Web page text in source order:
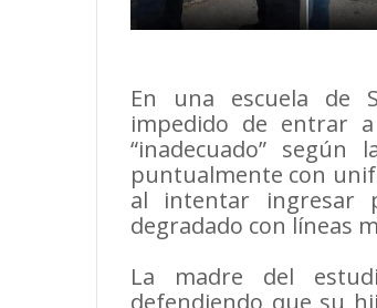
En una escuela de
impedido de entrar
“inadecuado”
puntualmente con
al intentar ingresar
degradado con líneas
La madre del
defendiendo que su